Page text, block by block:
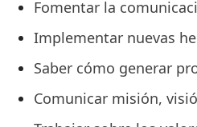
Fomentar la
Implementar nuevas
Saber cómo generar
Comunicar misión,